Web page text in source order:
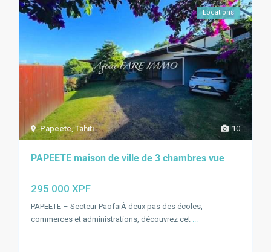
10
Papeete,Tahiti
Locations
PAPEETE maison de ville de 3 chambres vue
295 000 XPF
PAPEETE – Secteur PaofaiÀ deux pas des écoles,
commerces et administrations, découvrez cet ...